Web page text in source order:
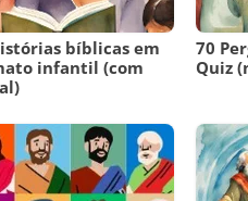
bíblicas em
infantil (com
70
Quiz